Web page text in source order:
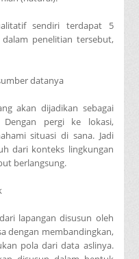
sendiri terdapat 5
penelitian tersebut,
datanya
akan dijadikan sebagai
pergi ke lokasi,
situasi di sana. Jadi
dari konteks lingkungan
berlangsung.
lapangan disusun oleh
dengan membandingkan,
pola dari data aslinya.